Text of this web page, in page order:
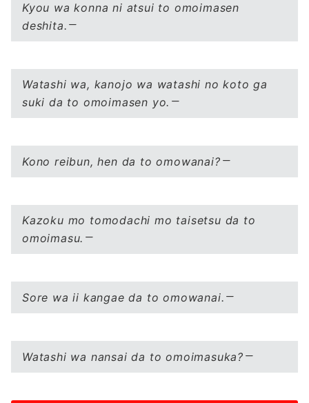
Kyou wa konna ni atsui to omoimasen
deshita.
Watashi wa, kanojo wa watashi no koto ga
suki da to omoimasen yo.
Kono reibun, hen da to omowanai?
Kazoku mo tomodachi mo taisetsu da to
omoimasu.
Sore wa ii kangae da to omowanai.
Watashi wa nansai da to omoimasuka?